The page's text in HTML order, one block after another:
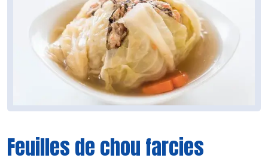
Feuilles de chou farcies